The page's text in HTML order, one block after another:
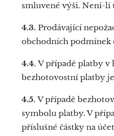
smluvené výši. Není-li
4.3. Prodávající
obchodních podmínek
4.4.V případě platby v
bezhotovostní platby
4.5.V případě
symbolu platby. V
příslušné částky na